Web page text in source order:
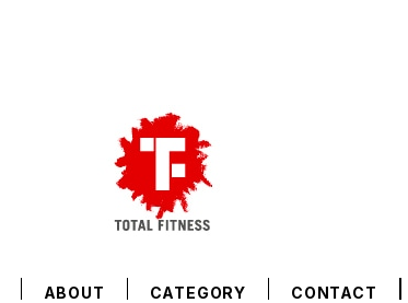
ABOUT CATEGORY CONTACT